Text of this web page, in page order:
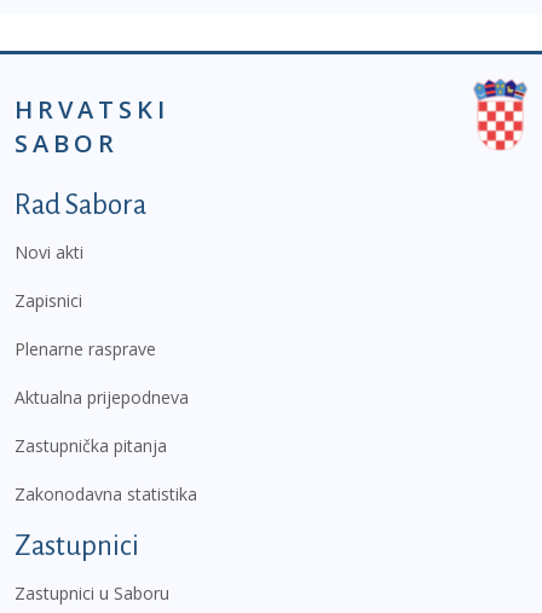
HRVATSKI
SABOR
Podnožje prvi izbornik
Rad Sabora
Novi akti
Zapisnici
Plenarne rasprave
Aktualna prijepodneva
Zastupnička pitanja
Zakonodavna statistika
Zastupnici
Zastupnici u Saboru